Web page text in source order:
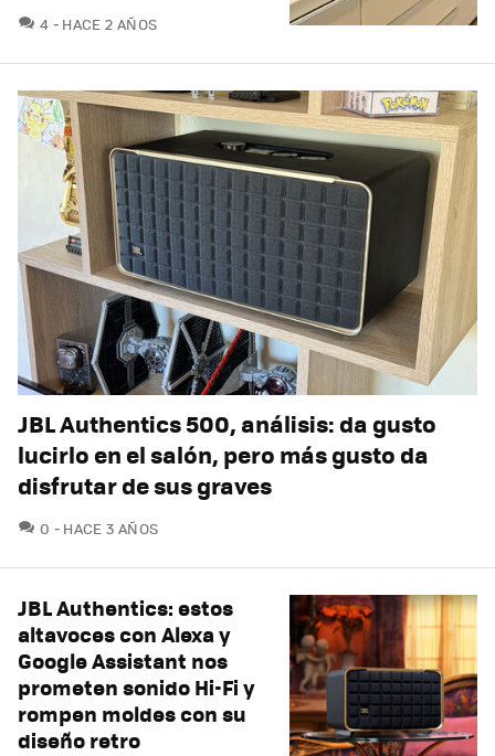
4 COMENTARIOS
HACE 2 AÑOS
JBL Authentics 500, análisis: da gusto
lucirlo en el salón, pero más gusto da
disfrutar de sus graves
0 COMENTARIOS
HACE 3 AÑOS
JBL Authentics: estos
altavoces con Alexa y
Google Assistant nos
prometen sonido Hi-Fi y
rompen moldes con su
diseño retro